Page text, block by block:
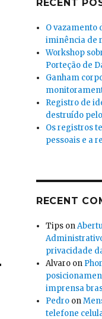
RECENT
O vazamento
iminência de
Workshop
Porteção de
Ganham
Registro de
destruído
Os registros
pessoais e a
RECENT
Tips on
privacidade
Alvaro on
imprensa
Pedro on
telefone